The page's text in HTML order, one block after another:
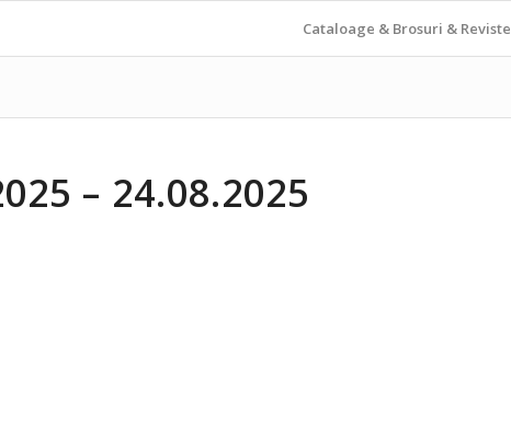
Cataloage & Brosuri & Reviste
– 24.08.2025